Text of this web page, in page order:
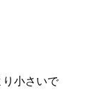
小さいで